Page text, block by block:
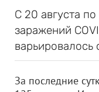
С 20 августа
заражений
варьировалось
За последние